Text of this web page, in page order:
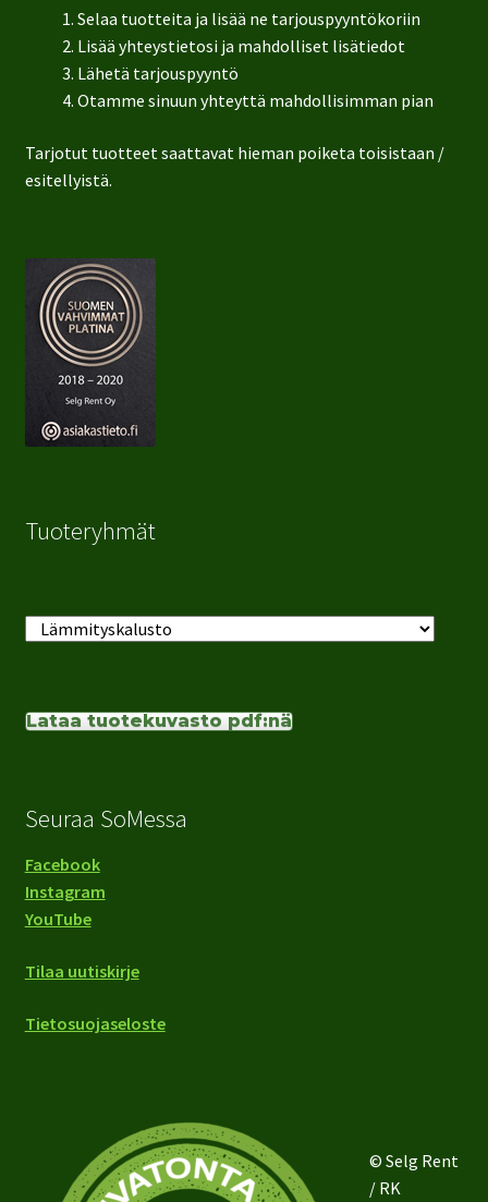
Selaa tuotteita ja lisää ne tarjouspyyntökoriin
Lisää yhteystietosi ja mahdolliset lisätiedot
Lähetä tarjouspyyntö
Otamme sinuun yhteyttä mahdollisimman pian
Tarjotut tuotteet saattavat hieman poiketa toisistaan /
esitellyistä.
Tuoteryhmät
Lataa tuotekuvasto pdf:nä
Seuraa SoMessa
Facebook
Instagram
YouTube
Tilaa uutiskirje
Tietosuojaseloste
© Selg Rent
/ RK